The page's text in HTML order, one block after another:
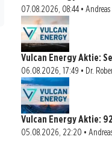
07.08.2026, 08:44 • Andreas
Vulcan Energy Aktie:
06.08.2026, 17:49 • Dr.
Vulcan Energy Aktie:
05.08.2026, 22:20 •